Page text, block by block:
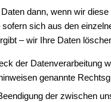
dann, wenn wir
sofern sich aus den
– wir Ihre Daten
der Datenverarbeitung
genannte
der zwischen